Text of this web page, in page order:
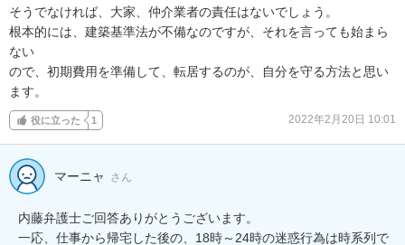
そうでなければ、大家、仲介業者の責任はないでしょう。
根本的には、建築基準法が不備なのですが、それを言っても始まら
ない
ので、初期費用を準備して、転居するのが、自分を守る方法と思い
ます。
役に立った 1 2022年2月20日 10:01
マーニャ さん
内藤弁護士ご回答ありがとうございます。
一応、仕事から帰宅した後の、18時～24時の迷惑行為は時系列で